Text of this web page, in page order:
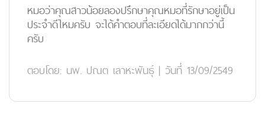
หมอว่าคุณสาวน้อยลองปรึกษาคุณหมอที่รักษาอยู่เป็น
ประจำดีไหมครับ จะได้คำตอบที่ละเอียดได้มากกว่านี้
ครับ
ตอบโดย: นพ. ปณต เลาหะพันธุ์ | วันที่ 13/09/2549